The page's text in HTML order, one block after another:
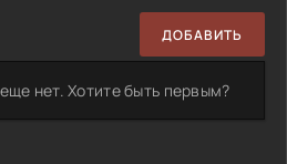
ДОБАВИТЬ
нет. Хотите быть первым?